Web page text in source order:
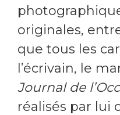
originales,
que tous les
l’écrivain, le
Journal de
réalisés par lui